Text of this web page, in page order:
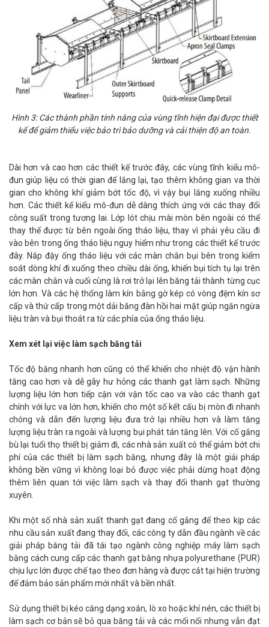
Hình 3: Các thành phần tính năng của vùng tĩnh hiện đại được thiết
kế để giảm thiểu việc bảo trì bảo dưỡng và cải thiện độ an toàn.
Dài hơn và cao hơn các thiết kế trước đây, các vùng tĩnh kiểu mô-
đun giúp liệu có thời gian để lắng lại, tạo thêm không gian va thời
gian cho không khí giảm bớt tốc độ, vì vậy bụi lắng xuống nhiều
hơn. Các thiết kế kiểu mô-đun dễ dàng thích ứng với các thay đổi
công suất trong tương lai. Lớp lót chịu mài mòn bên ngoài có thể
thay thế được từ bên ngoài ống tháo liệu, thay vì phải yêu cầu đi
vào bên trong ống tháo liệu nguy hiểm như trong các thiết kế trước
đây. Nắp đậy ống tháo liệu với các màn chắn bụi bên trong kiểm
soát dòng khí đi xuống theo chiều dài ống, khiến bụi tích tụ lại trên
các màn chắn và cuối cùng là rơi trở lại lên băng tải thành từng cục
lớn hơn. Và các hệ thống làm kín bằng gờ kép có vòng đệm kín sơ
cấp và thứ cấp trong một dải băng đàn hồi hai mặt giúp ngăn ngừa
liệu tràn và bụi thoát ra từ các phía của ống tháo liệu.
Xem xét lại việc làm sạch băng tải
Tốc độ băng nhanh hơn cũng có thể khiến cho nhiệt độ vận hành
tăng cao hơn và dễ gây hư hỏng các thanh gạt làm sạch. Những
lượng liệu lớn hơn tiếp cận với vận tốc cao va vào các thanh gạt
chính với lực va lớn hơn, khiến cho một số kết cấu bị mòn đi nhanh
chóng và dẫn đến lượng liệu đưa trở lại nhiều hơn và làm tăng
lượng liệu tràn ra ngoài và lượng bụi phát tán tăng lên. Với cố gắng
bù lại tuổi thọ thiết bị giảm đi, các nhà sản xuất có thể giảm bớt chi
phí của các thiết bị làm sạch băng, nhưng đây là một giải pháp
không bền vững vì không loại bỏ được việc phải dừng hoạt động
thêm liên quan tới việc làm sạch và thay đổi thanh gạt thường
xuyên.
Khi một số nhà sản xuất thanh gạt đang cố gắng để theo kịp các
nhu cầu sản xuất đang thay đổi, các công ty dẫn đầu ngành về các
giải pháp băng tải đã tái tạo ngành công nghiệp máy làm sạch
bằng cách cung cấp các thanh gạt bằng nhựa polyurethane (PUR)
chịu lực lớn được chế tạo theo đơn hàng và được cắt tại hiện trường
để đảm bảo sản phẩm mới nhất và bền nhất.
Sử dụng thiết bị kéo căng dạng xoắn, lò xo hoặc khí nén, các thiết bị
làm sạch cơ bản sẽ bỏ qua băng tải và các mối nối nhưng vẫn đạt